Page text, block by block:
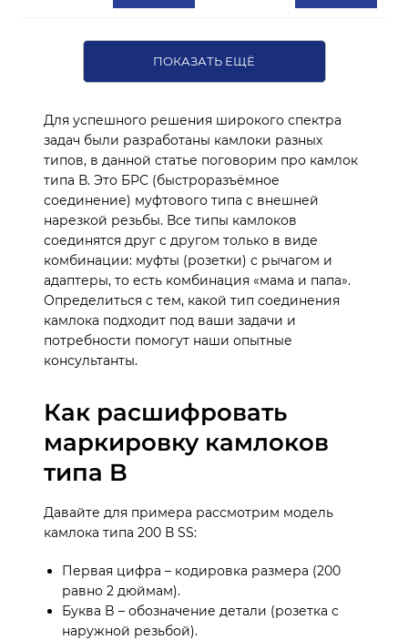
ПОКАЗАТЬ ЕЩЁ
Для успешного решения широкого спектра
задач были разработаны камлоки разных
типов, в данной статье поговорим про камлок
типа В. Это БРС (быстроразъёмное
соединение) муфтового типа с внешней
нарезкой резьбы. Все типы камлоков
соединятся друг с другом только в виде
комбинации: муфты (розетки) с рычагом и
адаптеры, то есть комбинация «мама и папа».
Определиться с тем, какой тип соединения
камлока подходит под ваши задачи и
потребности помогут наши опытные
консультанты.
Как расшифровать
маркировку камлоков
типа B
Давайте для примера рассмотрим модель
камлока типа 200 В SS:
Первая цифра – кодировка размера (200
равно 2 дюймам).
Буква B – обозначение детали (розетка с
наружной резьбой).